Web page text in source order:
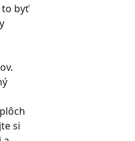
byť
si